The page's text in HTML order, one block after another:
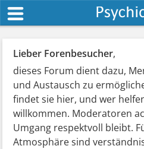
Lieber Forenbesucher,
dieses Forum dient dazu,
und Austausch zu
findet sie hier, und wer
willkommen. Moderatoren
Umgang respektvoll bleibt.
Atmosphäre sind